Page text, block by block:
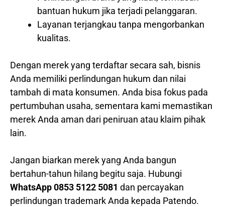
bantuan hukum jika terjadi pelanggaran.
Layanan terjangkau tanpa mengorbankan
kualitas.
Dengan merek yang terdaftar secara sah, bisnis
Anda memiliki perlindungan hukum dan nilai
tambah di mata konsumen. Anda bisa fokus pada
pertumbuhan usaha, sementara kami memastikan
merek Anda aman dari peniruan atau klaim pihak
lain.
Jangan biarkan merek yang Anda bangun
bertahun-tahun hilang begitu saja. Hubungi
WhatsApp 0853 5122 5081 dan percayakan
perlindungan trademark Anda kepada Patendo.